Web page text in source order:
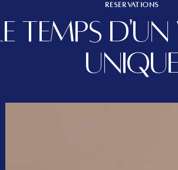
RÉSERVATIONS
TEMPS D'UN